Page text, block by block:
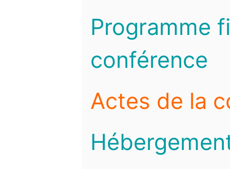
Programme
conférence
Actes de la